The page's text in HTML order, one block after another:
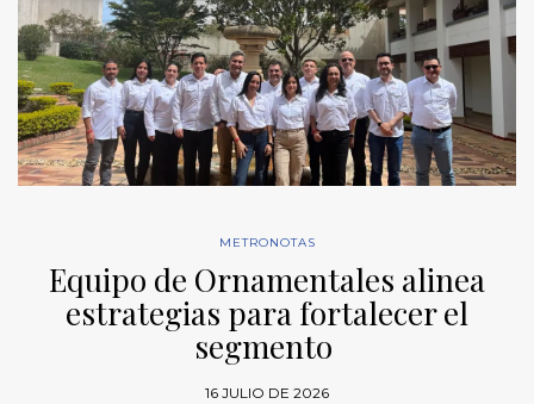
METRONOTAS
Equipo de Ornamentales alinea
estrategias para fortalecer el
segmento
16 JULIO DE 2026